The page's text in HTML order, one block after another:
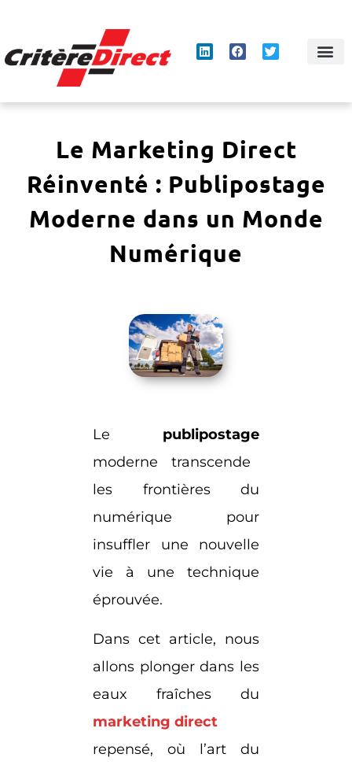
Le Marketing Direct
Réinventé : Publipostage
Moderne dans un Monde
Numérique
Le publipostage
moderne transcende
les frontières du
numérique pour
insuffler une nouvelle
vie à une technique
éprouvée.
Dans cet article, nous
allons plonger dans les
eaux fraîches du
marketing direct
repensé, où l’art du